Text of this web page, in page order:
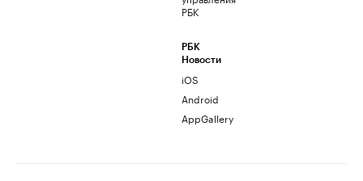
РБК
РБК
Новости
iOS
Android
AppGallery